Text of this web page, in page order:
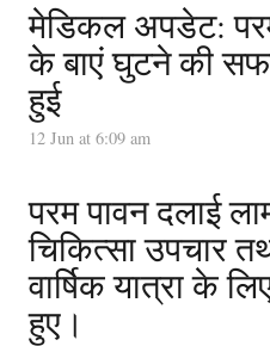
मेडिकल अपडेट:
के बाएं घुटने की
हुई
12 Jun at 6:09 am
परम पावन दलाई
चिकित्सा उपचार
वार्षिक यात्रा के
हुए।